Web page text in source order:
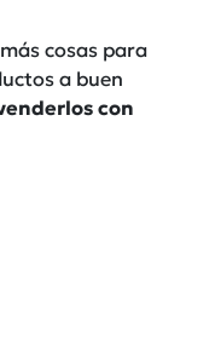
cosas para
a buen
con